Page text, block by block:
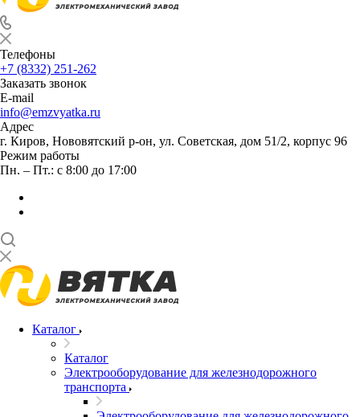
Телефоны
+7 (8332) 251-262
Заказать звонок
E-mail
info@emzvyatka.ru
Адрес
г. Киров, Нововятский р-он, ул. Советская, дом 51/2, корпус 96
Режим работы
Пн. – Пт.: с 8:00 до 17:00
Каталог
Каталог
Электрооборудование для железнодорожного
транспорта